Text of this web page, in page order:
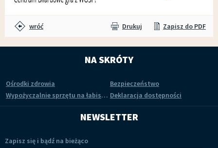
wróć Drukuj Zapisz do PDF
NA SKRÓTY
Ośrodki zdrowia
Bezpieczeństwo
Wypożyczalnie sprzętu na łabiszyńskiej wyspie Deklaracja dostępności
NEWSLETTER
Zapisz się i bądź na bieżąco